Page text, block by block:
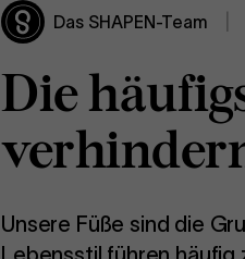
Das SHAPEN-Team
Die
Unsere Füße sind die